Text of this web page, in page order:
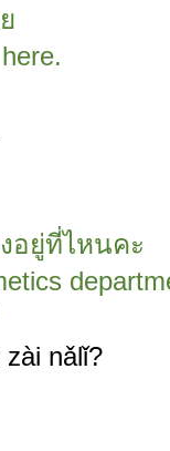
อยู่ที่ไหนคะ
zài nǎlǐ?